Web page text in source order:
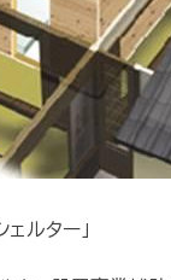
ルター」